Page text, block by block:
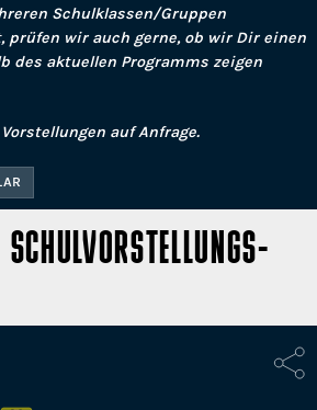
Schulklassen/Gruppen
prüfen wir auch gerne, ob wir Dir einen
des aktuellen Programms zeigen
auf Anfrage.